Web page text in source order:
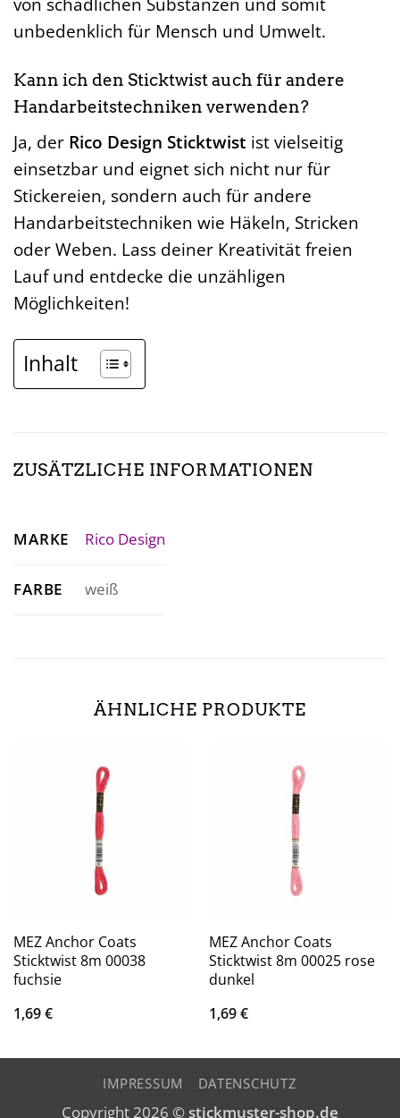
unbedenklich für Mensch und Umwelt.
Kann ich den Sticktwist auch für andere
Handarbeitstechniken verwenden?
Ja, der Rico Design Sticktwist ist vielseitig
einsetzbar und eignet sich nicht nur für
Stickereien, sondern auch für andere
Handarbeitstechniken wie Häkeln, Stricken
oder Weben. Lass deiner Kreativität freien
Lauf und entdecke die unzähligen
Möglichkeiten!
Inhalt
ZUSÄTZLICHE INFORMATIONEN
MARKE Rico Design
FARBE weiß
ÄHNLICHE PRODUKTE
MEZ Anchor Coats
Sticktwist 8m 00038
fuchsie
1,69€
MEZ Anchor Coats
Sticktwist 8m 00025 rose
dunkel
1,69€
IMPRESSUM DATENSCHUTZ
Copyright 2026 ©stickmuster-shop.de